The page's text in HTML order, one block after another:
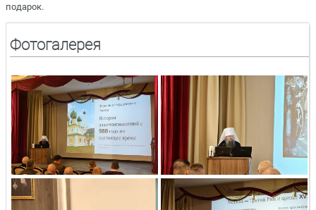
подарок.
Фотогалерея